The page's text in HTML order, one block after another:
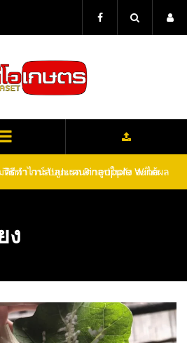
ธีทำไวน์สับปะรด Pineapple Wine
ง